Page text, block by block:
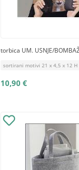
torbica UM. USNJE/
sortirani motivi 21 x 4,5 x 12 H
10,90 €